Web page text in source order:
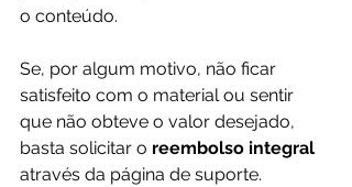
o conteúdo.
Se, por algum motivo, não ficar
satisfeito com o material ou sentir
que não obteve o valor desejado,
basta solicitar o reembolso integral
através da página de suporte.